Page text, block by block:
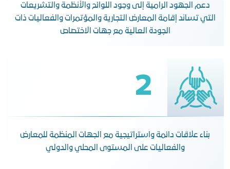
دعم الجهود الرامية إلى وجود اللوائح والأنظمة والتشريعات
التي تساند إقامة المعارض التجارية والمؤتمرات والفعاليات ذات
الجودة العالية مع جهات الاختصاص
2
بناء علاقات دائمة واستراتيجية مع الجهات المنظمة للمعارض
والفعاليات على المستوى المحلي والدولي